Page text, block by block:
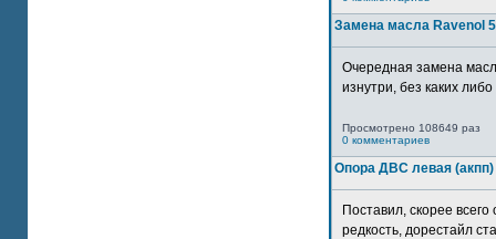
Замена масла Ravenol
Очередная замена
изнутри, без каких
Просмотрено 108649 раз
0 комментариев
Опора ДВС левая (акпп)
Поставил, скорее
редкость, дорестайл